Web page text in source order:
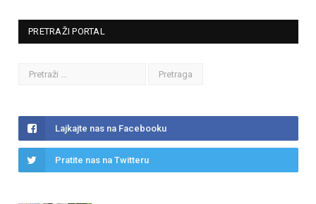
PRETRAŽI PORTAL
Lajkajte nas na Facebooku
Pratite nas na Twitteru